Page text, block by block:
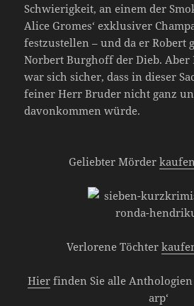
Schwierigkeit, an einem der
Alice Gromes‘ exklusiver
festzustellen – und da er Robert
Norbert Burghoff der Dieb. Aber
war sich sicher, dass in dieser
feiner Herr Bruder nicht ganz
davonkommen würde.
Geliebter Mörder
Verlorene Töchter
Hierfinden Sie alle Anthologien
arp‘